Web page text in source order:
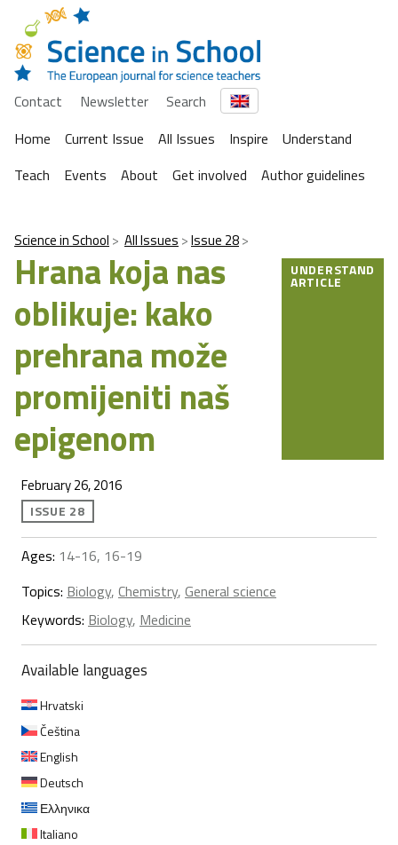
Contact Newsletter
Search
Home
Current Issue All Issues Inspire
Understand
Teach
Events About Get involved Author guidelines
Science in School All Issues Issue 28
Hrana koja nas
oblikuje: kako
prehrana može
promijeniti naš
epigenom
UNDERSTAND
ARTICLE
February 26, 2016
ISSUE 28
Ages: 14-16, 16-19
Topics: Biology, Chemistry, General science
Keywords: Biology, Medicine
Available languages
Hrvatski
Čeština
English
Deutsch
Ελληνικα
Italiano